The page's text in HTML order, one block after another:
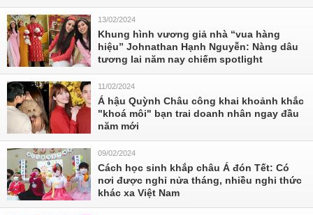
13/02/2024
Khung hình vương giả nhà “vua hàng
hiệu” Johnathan Hạnh Nguyễn: Nàng dâu
tương lai năm nay chiếm spotlight
11/02/2024
Á hậu Quỳnh Châu công khai khoảnh khắc
"khoá môi" bạn trai doanh nhân ngay đầu
năm mới
09/02/2024
Cách học sinh khắp châu Á đón Tết: Có
nơi được nghỉ nửa tháng, nhiều nghi thức
khác xa Việt Nam